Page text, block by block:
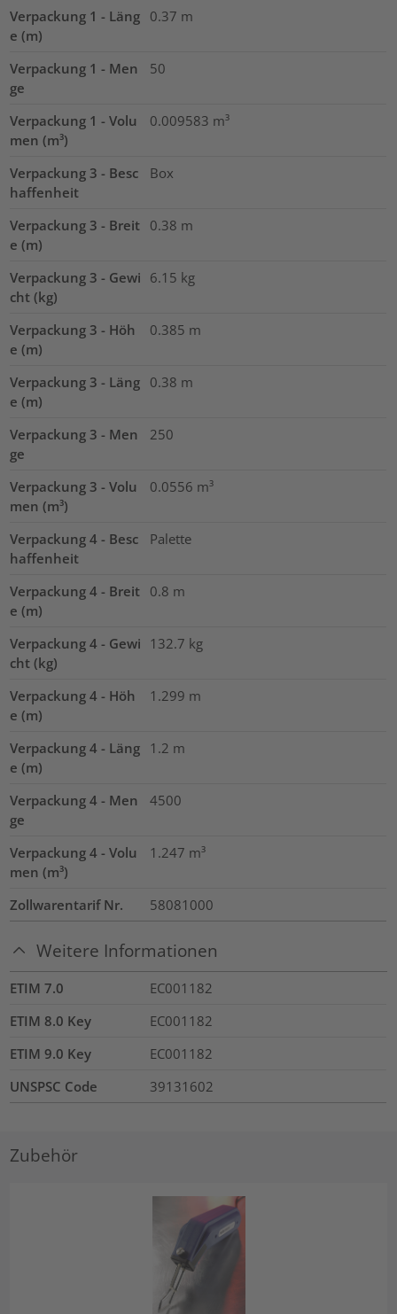
Verpackung 1 - Läng
e (m)
0.37 m
Verpackung 1 - Men
ge
50
Verpackung 1 - Volu
men (m³)
0.009583 m³
Verpackung 3 - Besc
haffenheit
Box
Verpackung 3 - Breit
e (m)
0.38 m
Verpackung 3 - Gewi
cht (kg)
6.15 kg
Verpackung 3 - Höh
e (m)
0.385 m
Verpackung 3 - Läng
e (m)
0.38 m
Verpackung 3 - Men
ge
250
Verpackung 3 - Volu
men (m³)
0.0556 m³
Verpackung 4 - Besc
haffenheit
Palette
Verpackung 4 - Breit
e (m)
0.8 m
Verpackung 4 - Gewi
cht (kg)
132.7 kg
Verpackung 4 - Höh
e (m)
1.299 m
Verpackung 4 - Läng
e (m)
1.2 m
Verpackung 4 - Men
ge
4500
Verpackung 4 - Volu
men (m³)
1.247 m³
Zollwarentarif Nr. 58081000
Weitere Informationen
ETIM 7.0
EC001182
ETIM 8.0 Key
EC001182
ETIM 9.0 Key
EC001182
UNSPSC Code
39131602
Zubehör